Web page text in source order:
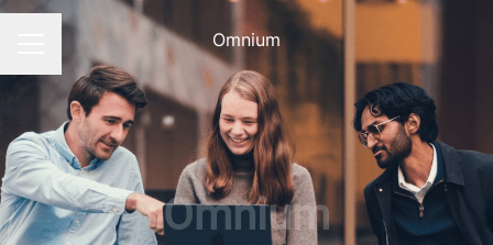
Omnium
CAREER MENU
Omnium